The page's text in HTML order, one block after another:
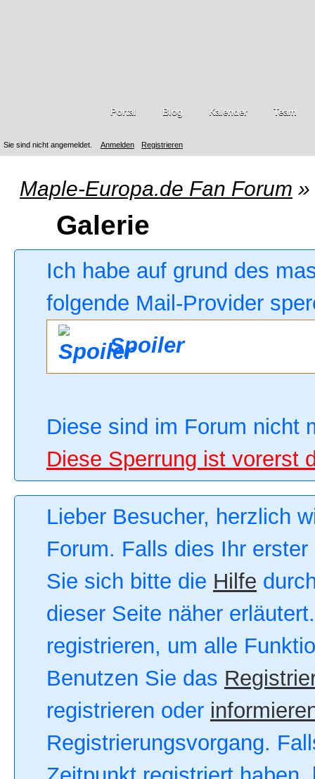
Sie sind nicht angemeldet. Anmelden Registrieren
Portal Blog Kalender Team
Maple-Europa.de Fan Forum »
Galerie
Ich habe auf grund des
folgende Mail-Provider
Spoiler
Diese sind im Forum nicht
Diese Sperrung ist vorerst
Lieber Besucher, herzlich
Forum. Falls dies Ihr
Sie sich bitte die Hilfe
dieser Seite näher
registrieren, um alle
Benutzen Sie das
registrieren oder
Registrierungsvorgang.